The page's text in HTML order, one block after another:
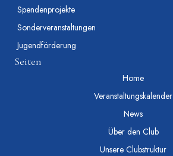
Spendenprojekte
Sonderveranstaltungen
Jugendförderung
Seiten
Home
Veranstaltungskalender
News
Über den Club
Unsere Clubstruktur